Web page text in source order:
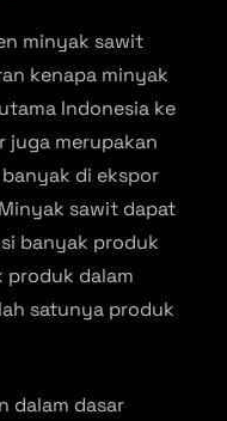
minyak sawit
kenapa minyak
Indonesia ke
juga merupakan
di ekspor
sawit dapat
banyak produk
dalam
satunya produk
dalam dasar